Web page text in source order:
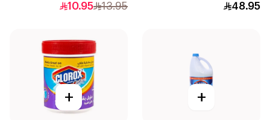
48.95
13.95
10.95
+
+